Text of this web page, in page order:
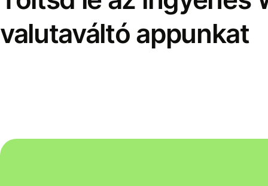
valutaváltó appunkat